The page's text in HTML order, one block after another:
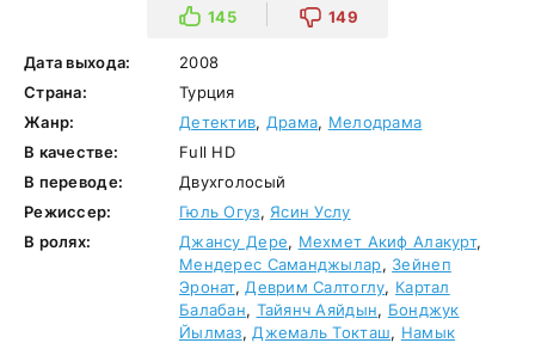
145 149
Дата выхода:
2008
Страна:
Турция
Жанр:
Детектив, Драма, Мелодрама
В качестве:
Full HD
В переводе:
Двухголосый
Режиссер:
Гюль Огуз, Ясин Услу
В ролях:
Джансу Дере, Мехмет Акиф Алакурт,
Мендерес Саманджылар, Зейнеп
Эронат, Деврим Салтоглу, Картал
Балабан, Тайянч Аяйдын, Бонджук
Йылмаз, Джемаль Токташ, Намык